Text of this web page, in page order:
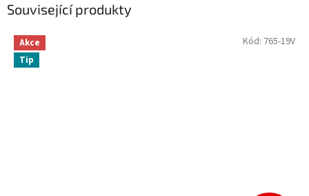
Související produkty
Akce
Tip
Kód: 765-19V